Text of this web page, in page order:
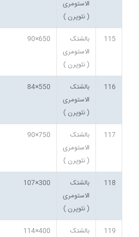
الاستومری
( نئوپرن )
115
بالشتک
الاستومری
( نئوپرن )
650×90
116
بالشتک
الاستومری
( نئوپرن )
550×84
117
بالشتک
الاستومری
( نئوپرن )
750×90
118
بالشتک
الاستومری
( نئوپرن )
300×107
119
بالشتک
400×114